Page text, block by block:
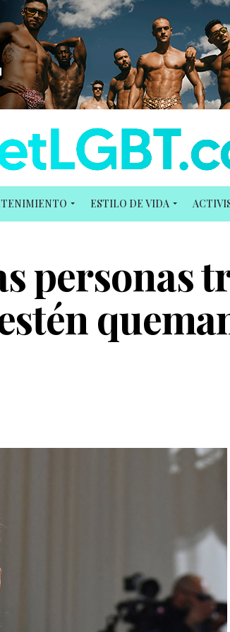
ESTILO DE VIDA
personas